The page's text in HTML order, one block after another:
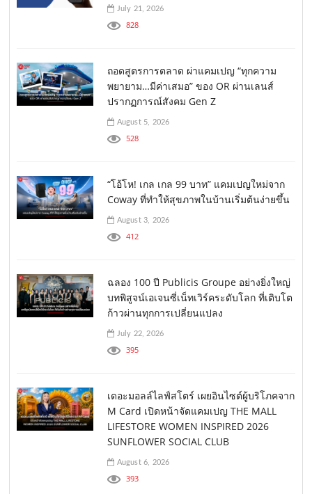
July 21, 2026
828
ถอดสูตรการตลาด ผ่าแคมเปญ “ทุกความ
พยายาม…มีค่าเสมอ” ของ OR ผ่านเลนส์
ปรากฏการณ์สังคม Gen Z
August 5, 2026
528
“โอ้โห! เกล เกล 99 บาท” แคมเปญใหม่จาก
Coway ที่ทำให้สุขภาพในบ้านเริ่มต้นง่ายขึ้น
August 3, 2026
412
ฉลอง 100 ปี Publicis Groupe อย่างยิ่งใหญ่
บทพิสูจน์เอเจนซี่เน็ทเวิร์คระดับโลก ที่เติบโต
ก้าวผ่านทุกการเปลี่ยนแปลง
July 22, 2026
395
เดอะมอลล์ไลฟ์สโตร์ เผยอินไซต์ผู้บริโภคจาก
M Card เปิดหน้าจัดแคมเปญ THE MALL
LIFESTORE WOMEN INSPIRED 2026
SUNFLOWER SOCIAL CLUB
August 6, 2026
393